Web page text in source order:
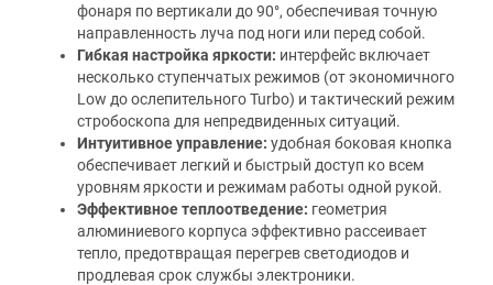
фонаря по вертикали до 90°, обеспечивая точную
направленность луча под ноги или перед собой.
Гибкая настройка яркости: интерфейс включает
несколько ступенчатых режимов (от экономичного
Low до ослепительного Turbo) и тактический режим
стробоскопа для непредвиденных ситуаций.
Интуитивное управление: удобная боковая кнопка
обеспечивает легкий и быстрый доступ ко всем
уровням яркости и режимам работы одной рукой.
Эффективное теплоотведение: геометрия
алюминиевого корпуса эффективно рассеивает
тепло, предотвращая перегрев светодиодов и
продлевая срок службы электроники.